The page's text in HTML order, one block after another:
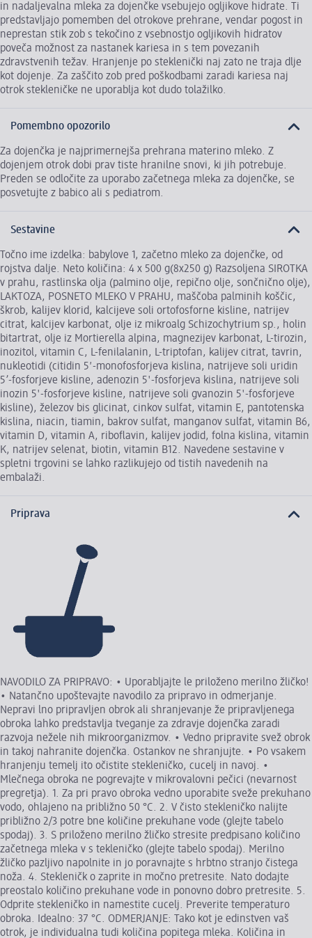
in nadaljevalna mleka za dojenčke vsebujejo ogljikove hidrate. Ti
predstavljajo pomemben del otrokove prehrane, vendar pogost in
neprestan stik zob s tekočino z vsebnostjo ogljikovih hidratov
poveča možnost za nastanek kariesa in s tem povezanih
zdravstvenih težav. Hranjenje po steklenički naj zato ne traja dlje
kot dojenje. Za zaščito zob pred poškodbami zaradi kariesa naj
otrok stekleničke ne uporablja kot dudo tolažilko.
Pomembno opozorilo
Za dojenčka je najprimernejša prehrana materino mleko. Z
dojenjem otrok dobi prav tiste hranilne snovi, ki jih potrebuje.
Preden se odločite za uporabo začetnega mleka za dojenčke, se
posvetujte z babico ali s pediatrom.
Sestavine
Točno ime izdelka: babylove 1, začetno mleko za dojenčke, od
rojstva dalje. Neto količina: 4 x 500 g(8x250 g) Razsoljena SIROTKA
v prahu, rastlinska olja (palmino olje, repično olje, sončnično olje),
LAKTOZA, POSNETO MLEKO V PRAHU, maščoba palminih koščic,
škrob, kalijev klorid, kalcijeve soli ortofosforne kisline, natrijev
citrat, kalcijev karbonat, olje iz mikroalg Schizochytrium sp., holin
bitartrat, olje iz Mortierella alpina, magnezijev karbonat, L-tirozin,
inozitol, vitamin C, L-fenilalanin, L-triptofan, kalijev citrat, tavrin,
nukleotidi (citidin 5′-monofosforjeva kislina, natrijeve soli uridin
5’-fosforjeve kisline, adenozin 5'-fosforjeva kislina, natrijeve soli
inozin 5'-fosforjeve kisline, natrijeve soli gvanozin 5'-fosforjeve
kisline), železov bis glicinat, cinkov sulfat, vitamin E, pantotenska
kislina, niacin, tiamin, bakrov sulfat, manganov sulfat, vitamin B6,
vitamin D, vitamin A, riboflavin, kalijev jodid, folna kislina, vitamin
K, natrijev selenat, biotin, vitamin B12. Navedene sestavine v
spletni trgovini se lahko razlikujejo od tistih navedenih na
embalaži.
Priprava
NAVODILO ZA PRIPRAVO: • Uporabljajte le priloženo merilno žličko!
• Natančno upoštevajte navodilo za pripravo in odmerjanje.
Nepravi lno pripravljen obrok ali shranjevanje že pripravljenega
obroka lahko predstavlja tveganje za zdravje dojenčka zaradi
razvoja nežele nih mikroorganizmov. • Vedno pripravite svež obrok
in takoj nahranite dojenčka. Ostankov ne shranjujte. • Po vsakem
hranjenju temelj ito očistite stekleničko, cucelj in navoj. •
Mlečnega obroka ne pogrevajte v mikrovalovni pečici (nevarnost
pregretja). 1. Za pri pravo obroka vedno uporabite sveže prekuhano
vodo, ohlajeno na približno 50 °C. 2. V čisto stekleničko nalijte
približno 2/3 potre bne količine prekuhane vode (glejte tabelo
spodaj). 3. S priloženo merilno žličko stresite predpisano količino
začetnega mleka v s tekleničko (glejte tabelo spodaj). Merilno
žličko pazljivo napolnite in jo poravnajte s hrbtno stranjo čistega
noža. 4. Stekleničk o zaprite in močno pretresite. Nato dodajte
preostalo količino prekuhane vode in ponovno dobro pretresite. 5.
Odprite stekleničko in namestite cucelj. Preverite temperaturo
obroka. Idealno: 37 °C. ODMERJANJE: Tako kot je edinstven vaš
otrok, je individualna tudi količina popitega mleka. Količina in